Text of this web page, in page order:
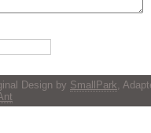
Design by SmallPark,